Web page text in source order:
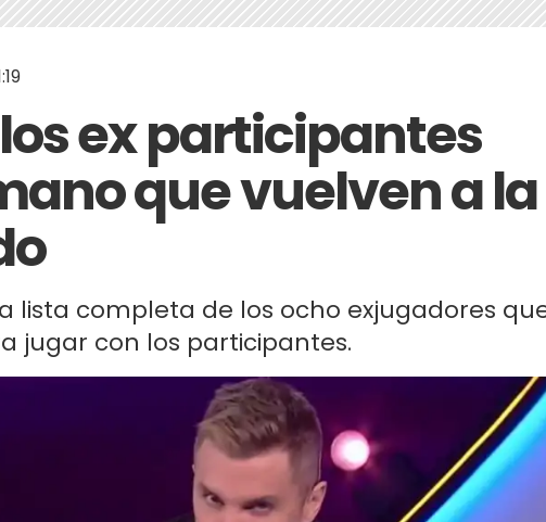
ex participantes
que vuelven a la
lista completa de los ocho exjugadores
jugar con los participantes.